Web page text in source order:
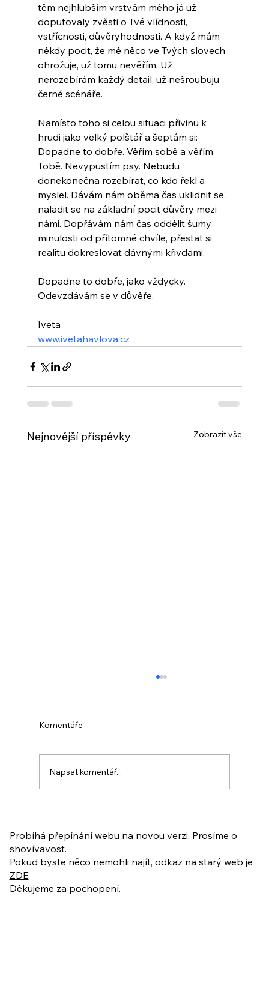
těm nejhlubším vrstvám mého já už
doputovaly zvěsti o Tvé vlídnosti,
vstřícnosti, důvěryhodnosti. A když mám
někdy pocit, že mě něco ve Tvých slovech
ohrožuje, už tomu nevěřím. Už
nerozebírám každý detail, už nešroubuju
černé scénáře.
Namísto toho si celou situaci přivinu k
hrudi jako velký polštář a šeptám si:
Dopadne to dobře. Věřím sobě a věřím
Tobě. Nevypustím psy. Nebudu
donekonečna rozebírat, co kdo řekl a
myslel. Dávám nám oběma čas uklidnit se,
naladit se na základní pocit důvěry mezi
námi. Dopřávám nám čas oddělit šumy
minulosti od přítomné chvíle, přestat si
realitu dokreslovat dávnými křivdami.
Dopadne to dobře, jako vždycky.
Odevzdávám se v důvěře.
Iveta
www.ivetahavlova.cz
Nejnovější příspěvky Zobrazit vše
ukázkové lekce
Komentáře
Napsat komentář...
Probíhá přepínání webu na novou verzi. Prosíme o
shovívavost.
Pokud byste něco nemohli najít, odkaz na starý web je
ZDE
Děkujeme za pochopení.